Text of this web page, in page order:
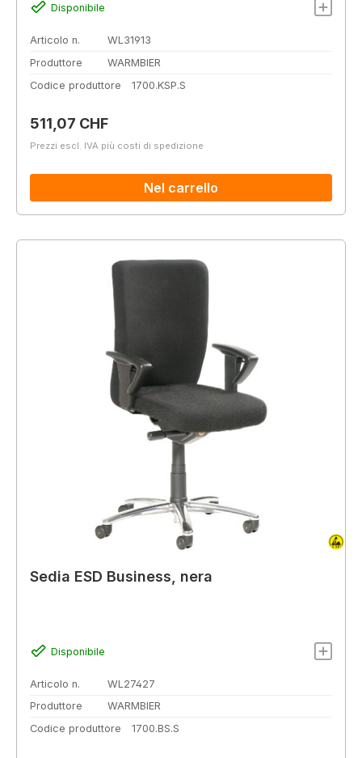
Disponibile
Articolo n.
WL31913
Produttore
WARMBIER
Codice produttore
1700.KSP.S
Prezzo normale:
511,07 CHF
Prezzi escl. IVA più costi di spedizione
Nel carrello
Sedia ESD Business, nera
Disponibile
Articolo n.
WL27427
Produttore
WARMBIER
Codice produttore
1700.BS.S